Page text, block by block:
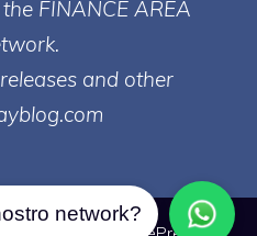
FINANCE AREA
and other
network?